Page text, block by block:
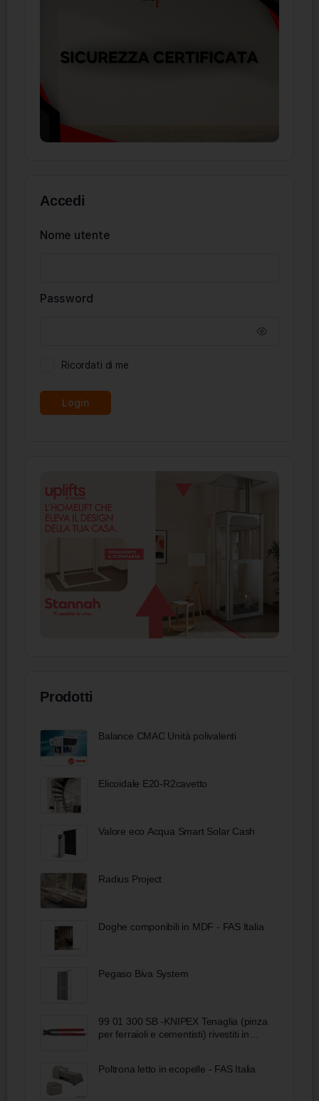
Accedi
Nome utente
Password
Ricordati di me
Prodotti
Balance CMAC Unità polivalenti
Elicoidale E20-R2cavetto
Valore eco Acqua Smart Solar Cash
Radius Project
Doghe componibili in MDF - FAS Italia
Pegaso Biva System
99 01 300 SB -KNIPEX Tenaglia (pinza
per ferraioli e cementisti) rivestiti in
Poltrona letto in ecopelle - FAS Italia